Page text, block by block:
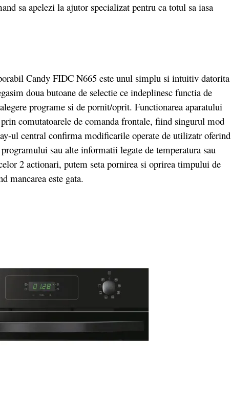
sa apelezi la ajutor specializat pentru ca totul sa iasa
Candy FIDC N665 este unul simplu si intuitiv datorita
doua butoane de selectie ce indeplinesc functia de
programe si de pornit/oprit. Functionarea aparatului
comutatoarele de comanda frontale, fiind singurul mod
ul central confirma modificarile operate de utilizatr oferind
sau alte informatii legate de temperatura sau
2 actionari, putem seta pornirea si oprirea timpului de
mancarea este gata.